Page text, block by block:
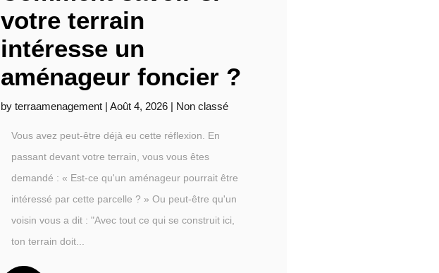
votre terrain
intéresse un
aménageur foncier ?
by terraamenagement| Août 4, 2026| Non classé
Vous avez peut-être déjà eu cette réflexion. En
passant devant votre terrain, vous vous êtes
demandé : « Est-ce qu'un aménageur pourrait être
intéressé par cette parcelle ? » Ou peut-être qu'un
voisin vous a dit : "Avec tout ce qui se construit ici,
ton terrain doit...